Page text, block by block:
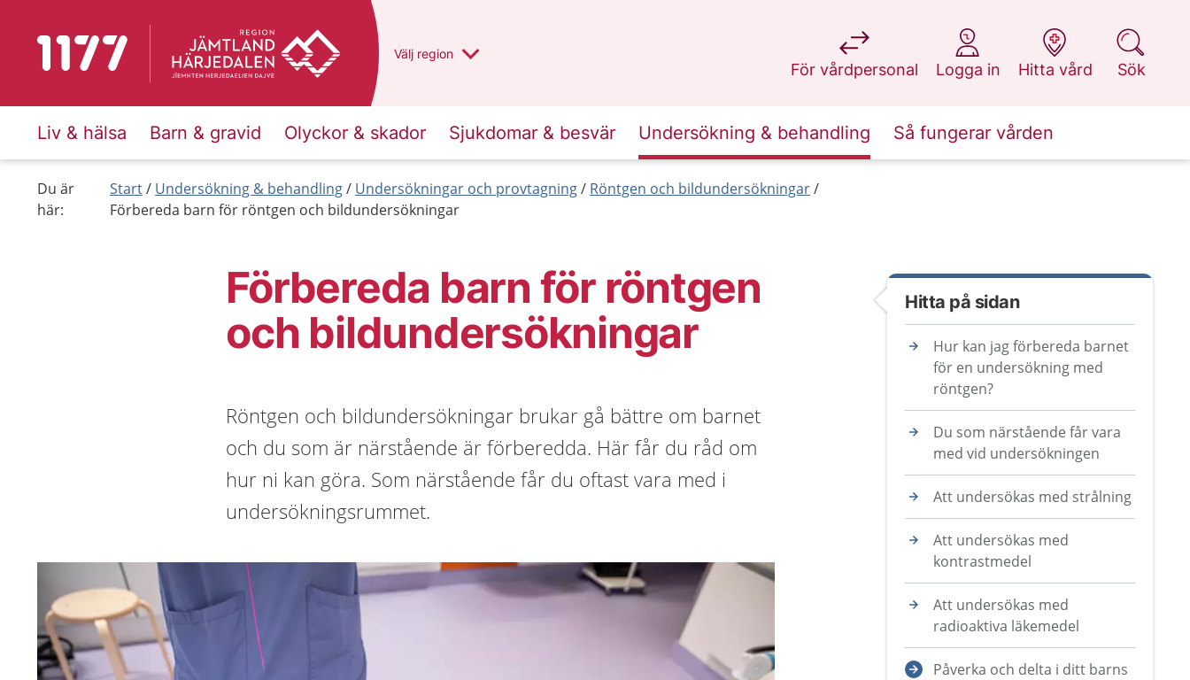
Till startsidan för 1177 Du har valt region
Välj en annan
region
För vårdpersonal
på 1177.se
Logga in
på 1177.se
Hitta vård
på 1177.se
Sök
på 1177.se
Liv & hälsa Barn & gravid Olyckor & skador Sjukdomar & besvär Undersökning & behandling Så fungerar vården
Du är
här:
Start Undersökning & behandling Undersökningar och provtagning
Röntgen och bildundersökningar
Förbereda barn för röntgen och bildundersökningar
Förbereda barn för röntgen
och bildundersökningar
Röntgen och bildundersökningar brukar gå bättre om barnet
och du som är närstående är förberedda. Här får du råd om
hur ni kan göra. Som närstående får du oftast vara med i
undersökningsrummet.
Hitta på sidan
Hur kan jag förbereda barnet
för en undersökning med
röntgen?
Du som närstående får vara
med vid undersökningen
Att undersökas med strålning
Att undersökas med
kontrastmedel
Att undersökas med
radioaktiva läkemedel
Påverka och delta i ditt barns